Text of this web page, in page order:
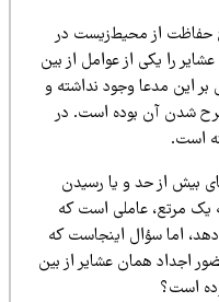
از محیط‌زیست در
یکی از عوامل از بین
مدعا وجود نداشته و
آن بوده است. در
از حد و یا رسیدن
عاملی است که
سؤال اینجاست که
همان عشایر از بین